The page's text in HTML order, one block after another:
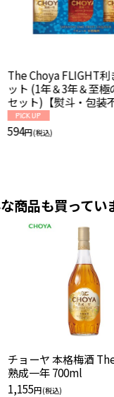
The Choya FLIGHT利
ット (1年＆3年＆至
セット)【熨斗・包装
594円(税込)
商品も買ってい
チョーヤ 本格梅酒 The CHOYA
熟成一年 700ml
1,155円(税込)